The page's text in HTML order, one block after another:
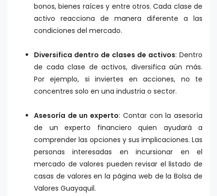
bonos, bienes raíces y entre otros. Cada clase de
activo reacciona de manera diferente a las
condiciones del mercado.
Diversifica dentro de clases de activos: Dentro
de cada clase de activos, diversifica aún más.
Por ejemplo, si inviertes en acciones, no te
concentres solo en una industria o sector.
Asesoría de un experto: Contar con la asesoría
de un experto financiero quien ayudará a
comprender las opciones y sus implicaciones. Las
personas interesadas en incursionar en el
mercado de valores pueden revisar el listado de
casas de valores en la página web de la Bolsa de
Valores Guayaquil.